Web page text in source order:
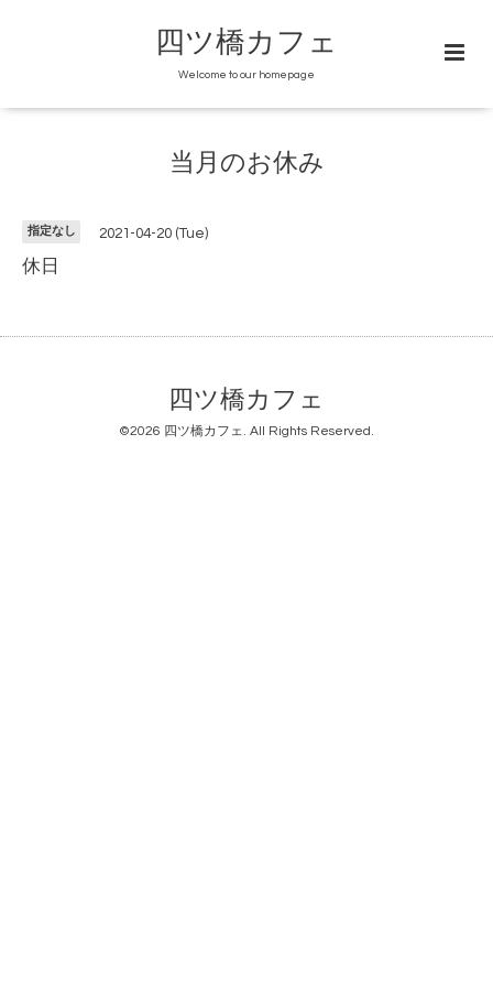
四ツ橋カフェ
Welcome to our homepage
当月のお休み
指定なし 2021-04-20 (Tue)
休日
四ツ橋カフェ
©2026 四ツ橋カフェ. All Rights Reserved.